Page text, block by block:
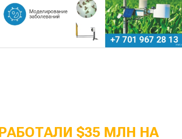
$35 МЛН НА